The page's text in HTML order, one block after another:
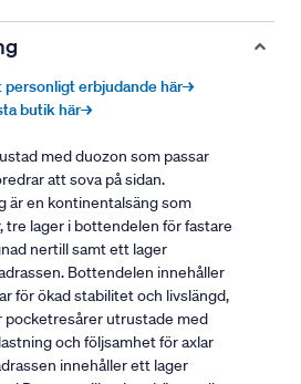
personligt erbjudande här→
butik här→
med duozon som passar
att sova på sidan.
är en kontinentalsäng som
tre lager i bottendelen för fastare
nertill samt ett lager
Bottendelen innehåller
för ökad stabilitet och livslängd,
pocketresårer utrustade med
och följsamhet för axlar
innehåller ett lager